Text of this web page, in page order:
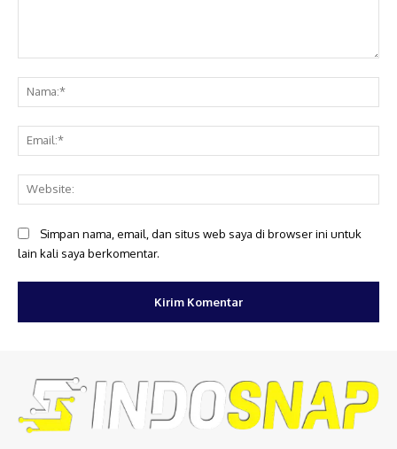
Simpan nama, email, dan situs web saya di browser ini untuk
lain kali saya berkomentar.